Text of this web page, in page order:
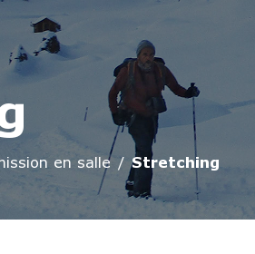
en salle Stretching